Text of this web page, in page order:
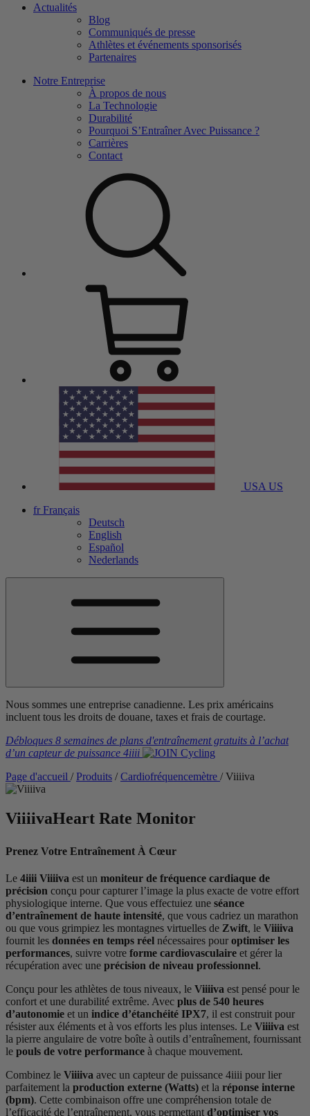
Actualités
Blog
Communiqués de presse
Athlètes et événements sponsorisés
Partenaires
Notre Entreprise
À propos de nous
La Technologie
Durabilité
Pourquoi S’Entraîner Avec Puissance ?
Carrières
Contact
USA US
fr Français
Deutsch
English
Español
Nederlands
Nous sommes une entreprise canadienne. Les prix américains
incluent tous les droits de douane, taxes et frais de courtage.
Débloques 8 semaines de plans d'entraînement gratuits à l’achat
d’un capteur de puissance 4iiii
Page d'accueil / Produits / Cardiofréquencemètre / Viiiiva
ViiiivaHeart Rate Monitor
Prenez Votre Entraînement À Cœur
Le 4iiii Viiiiva est un moniteur de fréquence cardiaque de
précision conçu pour capturer l’image la plus exacte de votre effort
physiologique interne. Que vous effectuiez une séance
d’entraînement de haute intensité, que vous cadriez un marathon
ou que vous grimpiez les montagnes virtuelles de Zwift, le Viiiiva
fournit les données en temps réel nécessaires pour optimiser les
performances, suivre votre forme cardiovasculaire et gérer la
récupération avec une précision de niveau professionnel.
Conçu pour les athlètes de tous niveaux, le Viiiiva est pensé pour le
confort et une durabilité extrême. Avec plus de 540 heures
d’autonomie et un indice d’étanchéité IPX7, il est construit pour
résister aux éléments et à vos efforts les plus intenses. Le Viiiiva est
la pierre angulaire de votre boîte à outils d’entraînement, fournissant
le pouls de votre performance à chaque mouvement.
Combinez le Viiiiva avec un capteur de puissance 4iiii pour lier
parfaitement la production externe (Watts) et la réponse interne
(bpm). Cette combinaison offre une compréhension totale de
l’efficacité de l’entraînement, vous permettant d’optimiser vos